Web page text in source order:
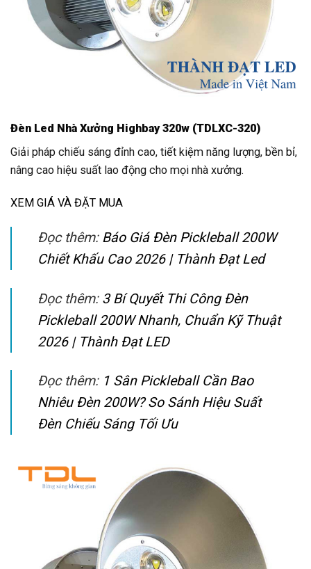
Đèn Led Nhà Xưởng Highbay 320w (TDLXC-320)
Giải pháp chiếu sáng đỉnh cao, tiết kiệm năng lượng, bền bỉ,
nâng cao hiệu suất lao động cho mọi nhà xưởng.
XEM GIÁ VÀ ĐẶT MUA
Đọc thêm: Báo Giá Đèn Pickleball 200W
Chiết Khấu Cao 2026 | Thành Đạt Led
Đọc thêm: 3 Bí Quyết Thi Công Đèn
Pickleball 200W Nhanh, Chuẩn Kỹ Thuật
2026 | Thành Đạt LED
Đọc thêm: 1 Sân Pickleball Cần Bao
Nhiêu Đèn 200W? So Sánh Hiệu Suất
Đèn Chiếu Sáng Tối Ưu